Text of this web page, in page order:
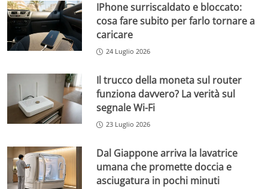
IPhone surriscaldato e bloccato:
cosa fare subito per farlo tornare a
caricare
24 Luglio 2026
Il trucco della moneta sul router
funziona davvero? La verità sul
segnale Wi-Fi
23 Luglio 2026
Dal Giappone arriva la lavatrice
umana che promette doccia e
asciugatura in pochi minuti